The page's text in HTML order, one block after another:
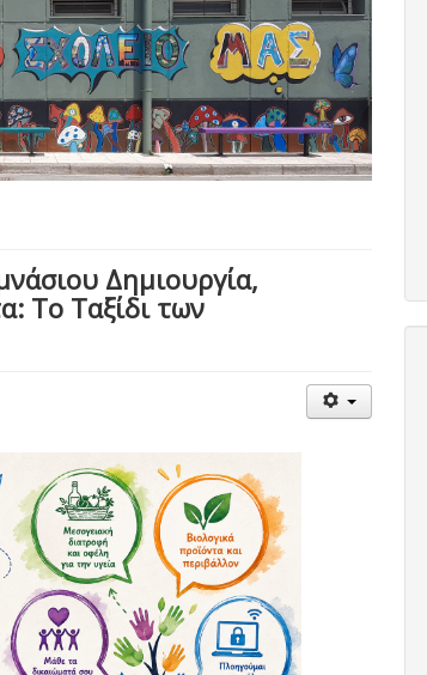
Δημιουργία,
Το Ταξίδι των